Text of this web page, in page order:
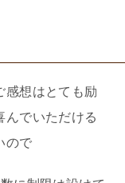
感想はとても励
んでいただける
ので